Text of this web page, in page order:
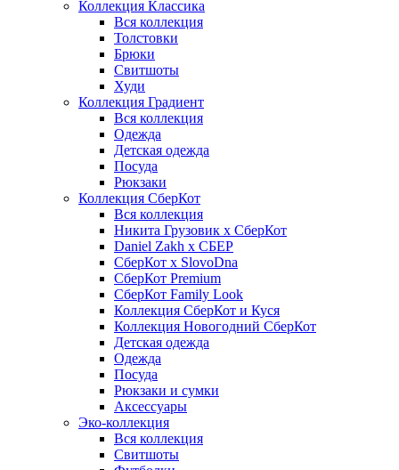
Коллекция Классика
Вся коллекция
Толстовки
Брюки
Свитшоты
Худи
Коллекция Градиент
Вся коллекция
Одежда
Детская одежда
Посуда
Рюкзаки
Коллекция СберКот
Вся коллекция
Никита Грузовик х СберКот
Daniel Zakh x СБЕР
СберКот x SlovoDna
СберКот Premium
СберКот Family Look
Коллекция СберКот и Куся
Коллекция Новогодний СберКот
Детская одежда
Одежда
Посуда
Рюкзаки и сумки
Аксессуары
Эко-коллекция
Вся коллекция
Свитшоты